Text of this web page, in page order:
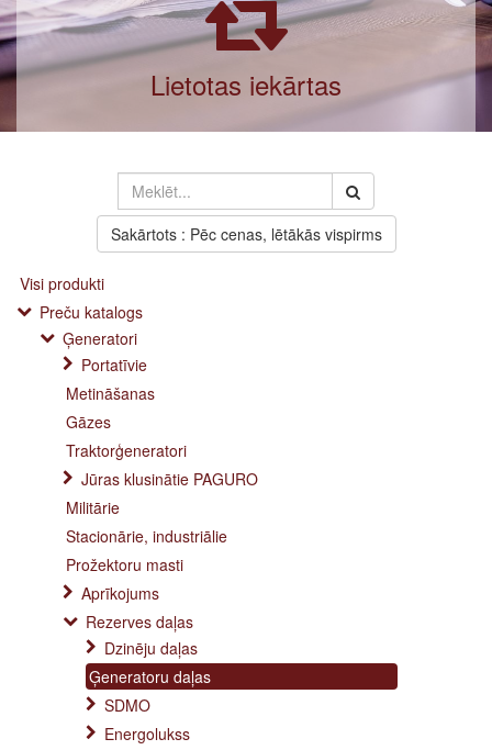
Lietotas iekārtas
Sakārtots : Pēc cenas, lētākās vispirms
Visi produkti
Preču katalogs
Ģeneratori
Portatīvie
Metināšanas
Gāzes
Traktorģeneratori
Jūras klusinātie PAGURO
Militārie
Stacionārie, industriālie
Prožektoru masti
Aprīkojums
Rezerves daļas
Dzinēju daļas
Ģeneratoru daļas
SDMO
Energolukss